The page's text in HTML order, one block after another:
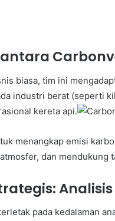
biasa, tim ini
industri berat (seperti
kereta api.
menangkap emisi
dan mendukung
Analisis
pada kedalaman